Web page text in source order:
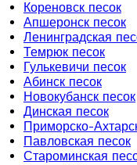
Кореновск песок
Апшеронск песок
Ленинградская
Темрюк песок
Гулькевичи песок
Абинск песок
Новокубанск песок
Динская песок
Приморско-
Павловская песок
Староминская